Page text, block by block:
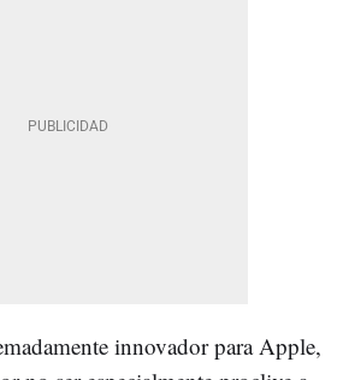
innovador para Apple,